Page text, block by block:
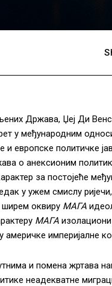
Држава, Џеј Ди
у међународним
европске политичке
о анексионим
за постојеће
у ужем смислу
ширем оквиру МАГА
МАГА
америчке империјалне
и помена жртава
неадекватне